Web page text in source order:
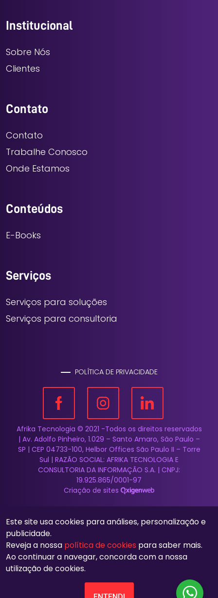
Institucional
Sobre Nós
Clientes
Contato
Contato
Trabalhe Conosco
Onde Estamos
Conteúdos
E-Books
Serviços
Serviços para soluções
Serviços para consultoria
POLÍTICA DE PRIVACIDADE
Afrika Tecnologia © 2021 -Todos os direitos reservados
| Av. Adolfo Pinheiro, 1.029 – Santo Amaro, São Paulo –
SP | CEP 04733-100, Helbor Offices São Paulo II – Torre
Sul | RAZÃO SOCIAL: AFRIKA TECNOLOGIA E
CONSULTORIA DA INFORMAÇÃO S.A. | CNPJ:
19.925.865/0001-97
Criação de sites
Este site usa cookies para análises, personalização e
publicidade.
Reveja a nossa política de cookies para saber mais.
Ao continuar a navegar, concorda com a nossa
utilização de cookies.